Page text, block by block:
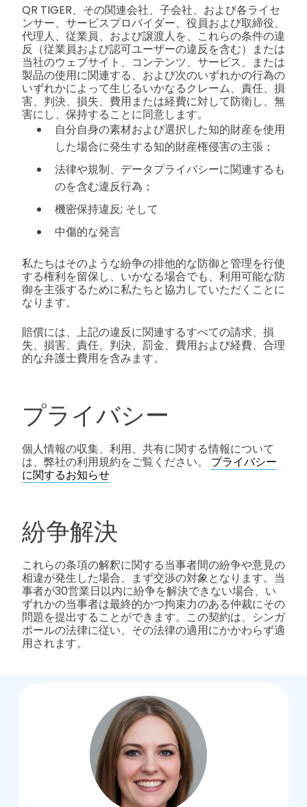
QR TIGER、その関連会社、子会社、および各ライセ
ンサー、サービスプロバイダー、役員および取締役、
代理人、従業員、および譲渡人を、これらの条件の違
反（従業員および認可ユーザーの違反を含む）または
当社のウェブサイト、コンテンツ、サービス、または
製品の使用に関連する、および次のいずれかの行為の
いずれかによって生じるいかなるクレーム、責任、損
害、判決、損失、費用または経費に対して防衛し、無
害にし、保持することに同意します。
自分自身の素材および選択した知的財産を使用
した場合に発生する知的財産権侵害の主張；
法律や規制、データプライバシーに関連するも
のを含む違反行為；
機密保持違反; そして
中傷的な発言
私たちはそのような紛争の排他的な防御と管理を行使
する権利を留保し、いかなる場合でも、利用可能な防
御を主張するために私たちと協力していただくことに
なります。
賠償には、上記の違反に関連するすべての請求、損
失、損害、責任、判決、罰金、費用および経費、合理
的な弁護士費用を含みます。
プライバシー
個人情報の収集、利用、共有に関する情報について
は、弊社の利用規約をご覧ください。 プライバシー
に関するお知らせ
紛争解決
これらの条項の解釈に関する当事者間の紛争や意見の
相違が発生した場合、まず交渉の対象となります。当
事者が30営業日以内に紛争を解決できない場合、い
ずれかの当事者は最終的かつ拘束力のある仲裁にその
問題を提出することができます。この契約は、シンガ
ポールの法律に従い、その法律の適用にかかわらず適
用されます。